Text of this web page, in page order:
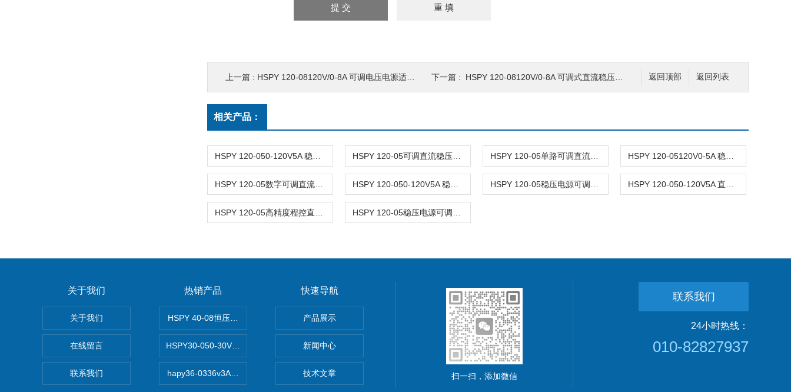
返回列表
返回顶部
上一篇 : HSPY 120-08120V/0-8A 可调电压电源适配器0-120V 下一篇 : HSPY 120-08120V/0-8A 可调式直流稳压开关电源0-120V
相关产品：
关于我们
关于我们
在线留言
联系我们
热销产品
HSPY 40-08恒压恒流恒功率电源
HSPY30-050-30V/-05A可调直流稳压电源
hapy36-0336v3A高精度小型可编程直流稳压电源
快速导航
产品展示
新闻中心
技术文章 扫一扫，添加微信
联系我们
24小时热线：
010-82827937